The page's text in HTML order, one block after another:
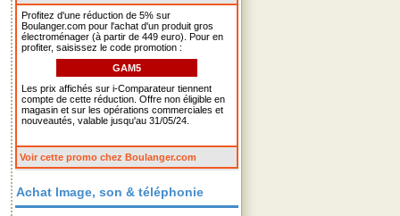
Profitez d'une réduction de 5% sur
Boulanger.com pour l'achat d'un produit gros
électroménager (à partir de 449 euro). Pour en
profiter, saisissez le code promotion :
GAM5
Les prix affichés sur i-Comparateur tiennent
compte de cette réduction. Offre non éligible en
magasin et sur les opérations commerciales et
nouveautés, valable jusqu'au 31/05/24.
Voir cette promo chez Boulanger.com
Achat Image, son & téléphonie